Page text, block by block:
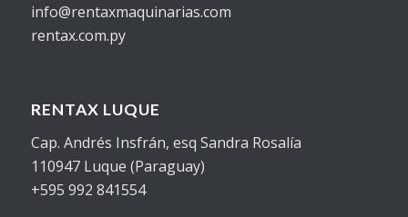
info@rentaxmaquinarias.com
rentax.com.py
RENTAX LUQUE
Cap. Andrés Insfrán, esq Sandra Rosalía
110947 Luque (Paraguay)
+595 992 841554